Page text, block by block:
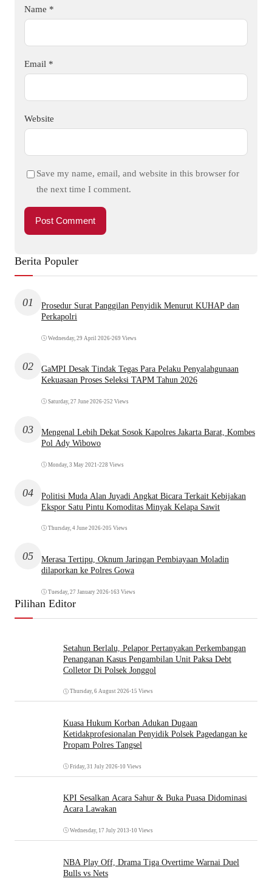
Name *
Email *
Website
Save my name, email, and website in this browser for
the next time I comment.
Berita Populer
01
Prosedur Surat Panggilan Penyidik Menurut KUHAP dan
Perkapolri
Wednesday, 29 April 2026•269 Views
02
GaMPI Desak Tindak Tegas Para Pelaku Penyalahgunaan
Kekuasaan Proses Seleksi TAPM Tahun 2026
Saturday, 27 June 2026•252 Views
03
Mengenal Lebih Dekat Sosok Kapolres Jakarta Barat, Kombes
Pol Ady Wibowo
Monday, 3 May 2021 •228 Views
04
Politisi Muda Alan Juyadi Angkat Bicara Terkait Kebijakan
Ekspor Satu Pintu Komoditas Minyak Kelapa Sawit
Thursday, 4 June 2026•205 Views
05
Merasa Tertipu, Oknum Jaringan Pembiayaan Moladin
dilaporkan ke Polres Gowa
Tuesday, 27 January 2026•163 Views
Pilihan Editor
Setahun Berlalu, Pelapor Pertanyakan Perkembangan
Penanganan Kasus Pengambilan Unit Paksa Debt
Colletor Di Polsek Jonggol
Thursday, 6 August 2026•15 Views
Kuasa Hukum Korban Adukan Dugaan
Ketidakprofesionalan Penyidik Polsek Pagedangan ke
Propam Polres Tangsel
Friday, 31 July 2026•10 Views
KPI Sesalkan Acara Sahur & Buka Puasa Didominasi
Acara Lawakan
Wednesday, 17 July 2013 •10 Views
NBA Play Off, Drama Tiga Overtime Warnai Duel
Bulls vs Nets